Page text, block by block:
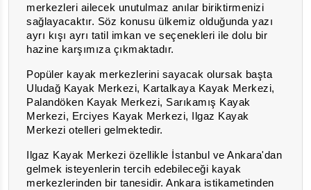
merkezleri ailecek unutulmaz anılar biriktirmenizi
sağlayacaktır. Söz konusu ülkemiz olduğunda yazı
ayrı kışı ayrı tatil imkan ve seçenekleri ile dolu bir
hazine karşımıza çıkmaktadır.
Popüler kayak merkezlerini sayacak olursak başta
Uludağ Kayak Merkezi, Kartalkaya Kayak Merkezi,
Palandöken Kayak Merkezi, Sarıkamış Kayak
Merkezi, Erciyes Kayak Merkezi, Ilgaz Kayak
Merkezi otelleri gelmektedir.
Ilgaz Kayak Merkezi özellikle İstanbul ve Ankara'dan
gelmek isteyenlerin tercih edebileceği kayak
merkezlerinden bir tanesidir. Ankara istikametinden